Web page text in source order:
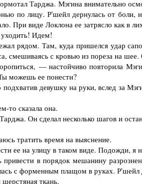
Тарджа. Мэгина внимательно
по лицу. Р'шейл дернулась от боли,
При виде Локлона ее затрясло как в
Идем!
рядом. Там, куда пришелся удар
смешиваясь с кровью из пореза на
— настойчиво повторила
можешь ее понести?
девушку на руки, вслед за
сказала она.
Он сделал несколько шагов и
тратить время на выяснение.
ее на улицу в таком виде. Подожди, я
в порядок мешанину
с форменным плащом в руках. Р'шейл
шерстяная ткань.